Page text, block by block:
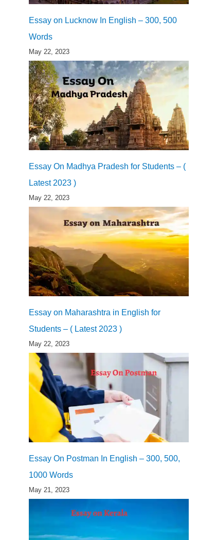
Essay on Lucknow In English – 300, 500
Words
May 22, 2023
Essay On Madhya Pradesh for Students – (
Latest 2023 )
May 22, 2023
Essay on Maharashtra in English for
Students – ( Latest 2023 )
May 22, 2023
Essay On Postman In English – 300, 500,
1000 Words
May 21, 2023